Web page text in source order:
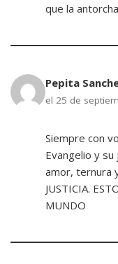
que la
Pepita
el 25 de
Siempre con
Evangelio y
amor, ternura
JUSTICIA.
MUNDO